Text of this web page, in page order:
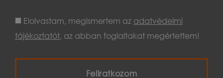
Elolvastam, megismertem az adatvédelmi
tájékoztatót, az abban foglaltakat megértettem!